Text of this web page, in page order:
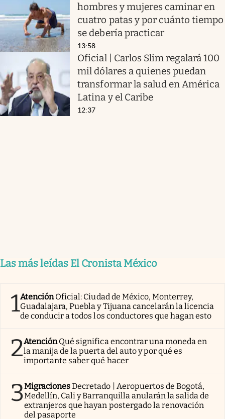
hombres y mujeres caminar en
cuatro patas y por cuánto tiempo
se debería practicar
13:58
Oficial | Carlos Slim regalará 100
mil dólares a quienes puedan
transformar la salud en América
Latina y el Caribe
12:37
Las más leídas El Cronista México
1AtenciónOficial: Ciudad de México, Monterrey,
Guadalajara, Puebla y Tijuana cancelarán la licencia
de conducir a todos los conductores que hagan esto
2AtenciónQué significa encontrar una moneda en
la manija de la puerta del auto y por qué es
importante saber qué hacer
3MigracionesDecretado | Aeropuertos de Bogotá,
Medellín, Cali y Barranquilla anularán la salida de
extranjeros que hayan postergado la renovación
del pasaporte